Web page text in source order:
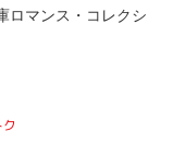
ロマンス・コレクシ